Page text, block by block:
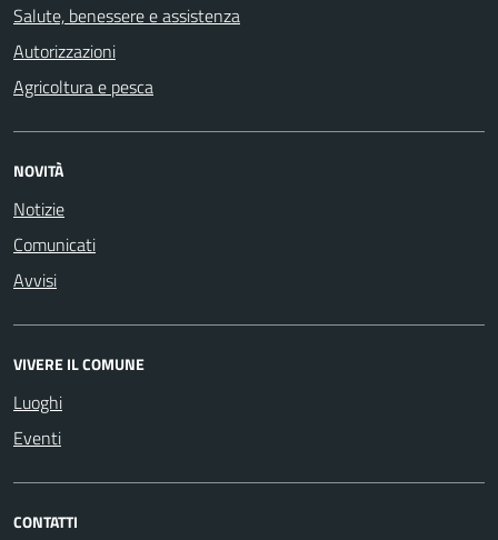
Salute, benessere e assistenza
Autorizzazioni
Agricoltura e pesca
NOVITÀ
Notizie
Comunicati
Avvisi
VIVERE IL COMUNE
Luoghi
Eventi
CONTATTI